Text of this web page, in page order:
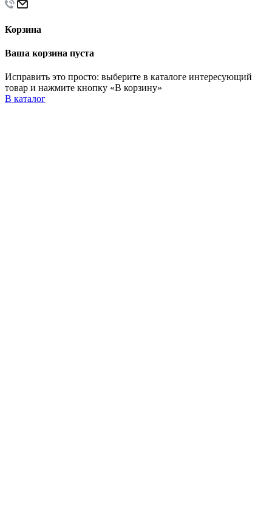
Корзина
Ваша корзина пуста
Исправить это просто: выберите в каталоге интересующий
товар и нажмите кнопку «В корзину»
В каталог